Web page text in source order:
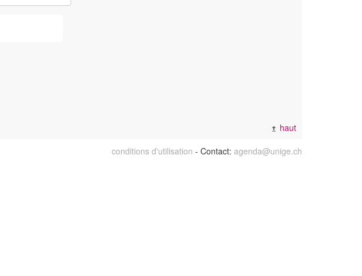
haut
conditions d'utilisation - Contact: agenda@unige.ch